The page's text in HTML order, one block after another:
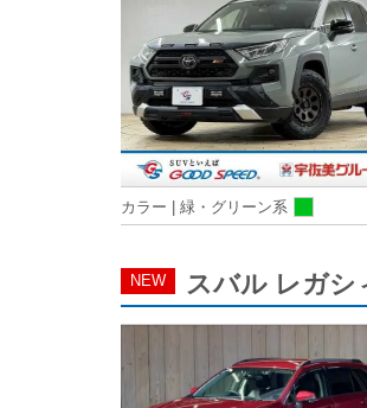
カラー | 緑・グリーン系
NEW スバル レガシ